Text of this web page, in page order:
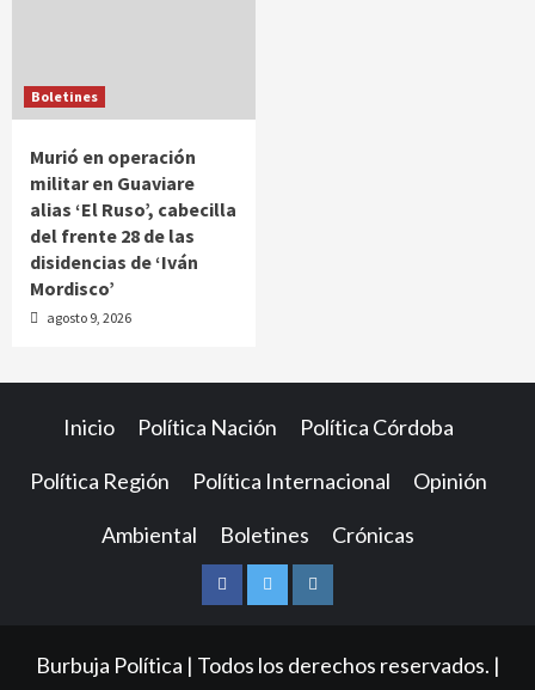
Boletines
Murió en operación
militar en Guaviare
alias ‘El Ruso’, cabecilla
del frente 28 de las
disidencias de ‘Iván
Mordisco’
agosto 9, 2026
Inicio Política Nación Política Córdoba
Política Región Política Internacional Opinión
Ambiental Boletines Crónicas
FacebookTwitterInstagram
Burbuja Política | Todos los derechos reservados. |